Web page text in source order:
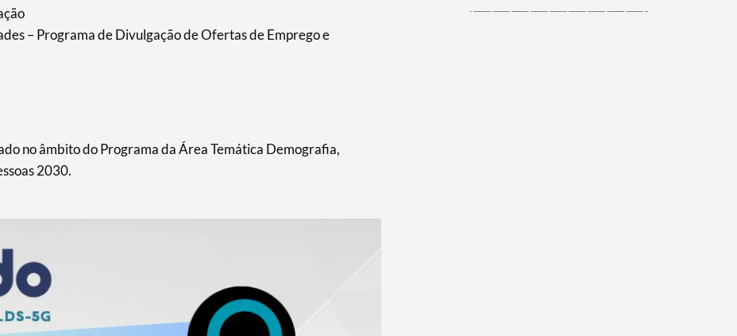
– Programa de Divulgação de Ofertas de Emprego e
no âmbito do Programa da Área Temática Demografia,
2030.
Serra d´Ossa